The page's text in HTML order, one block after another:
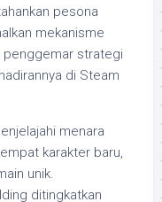
pesona
mekanisme
penggemar strategi
di Steam
menara
karakter baru,
unik.
ditingkatkan